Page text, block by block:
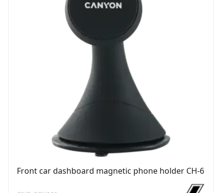
Front car dashboard magnetic phone holder CH-6